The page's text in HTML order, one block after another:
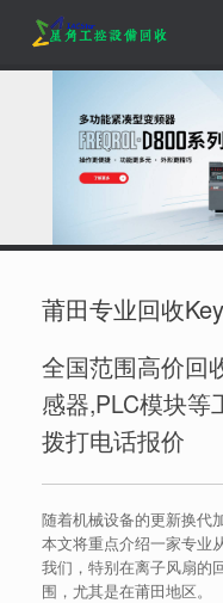
content
莆田专业回收
全国范围高价回
感器,PLC模块等
拨打电话报价
随着机械设备的更新换代
本文将重点介绍一家专
我们，特别在离子风扇的
围，尤其是在莆田地区。